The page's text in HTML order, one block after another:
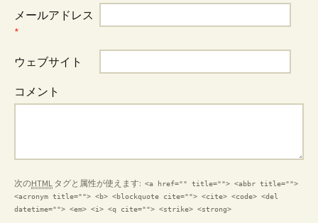
メールアドレス
*
ウェブサイト
コメント
次のHTML タグと属性が使えます: <a href="" title=""> <abbr title="">
<acronym title=""> <b> <blockquote cite=""> <cite> <code> <del
datetime=""> <em> <i> <q cite=""> <strike> <strong>